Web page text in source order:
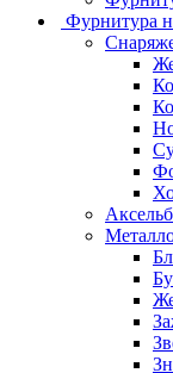
Фурнитура